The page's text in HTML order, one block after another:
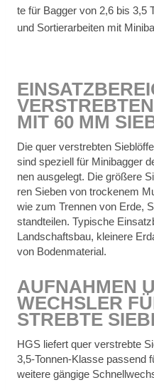
te für Bag­ger von 2,6 bis 3,5
und Sor­tier­ar­bei­ten mit
MIT 60 MM
Die quer ver­streb­ten
sind spe­zi­ell für Mi­ni­bag­ger
nen aus­ge­legt. Die grö­ße­re
ren Sie­ben von tro­cke­nem
wie zum Tren­nen von Erde,
stand­tei­len. Ty­pi­sche
Land­schafts­bau, klei­ne­re
von Bo­den­ma­te­ri­al.
AUF­NAH­MEN
WECHS­LER
STREB­TE
HGS lie­fert quer ver­streb­te
3,5‑Tonnen-Klasse pas­send
wei­te­re gän­gi­ge